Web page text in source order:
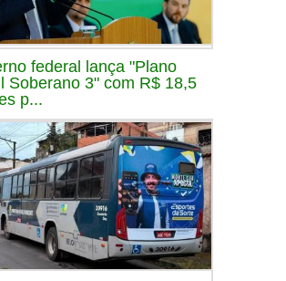
federal lança "Plano
Soberano 3" com R$ 18,5
p...